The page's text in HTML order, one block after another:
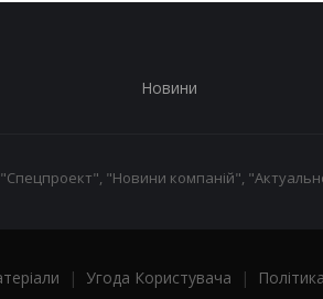
Новини
"Новини компаній",
| Угода Користувача |